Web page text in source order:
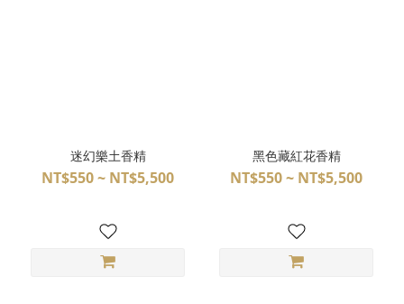
迷幻樂土香精
NT$550 ~ NT$5,500
黑色藏紅花香精
NT$550 ~ NT$5,500